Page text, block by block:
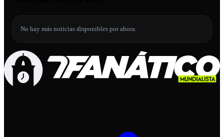
No hay más noticias disponibles por ahora.